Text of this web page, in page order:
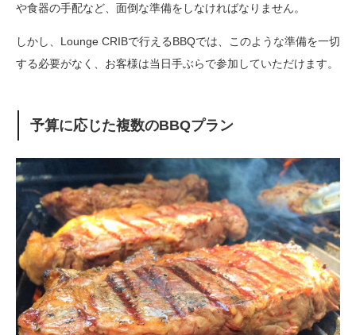
や食器の手配など、面倒な準備をしなければなりません。
しかし、Lounge CRIBで行えるBBQでは、このような準備を一切
する必要がなく、お客様は当日手ぶらで参加していただけます。
予算に応じた複数のBBQプラン